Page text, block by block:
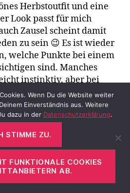
Herbstoutfit und eine
Look passt für mich
Zausel scheint damit
zu sein 😉 Es ist wieder
welche Punkte bei einem
sind. Manches
instinktiv, aber bei
ein kleiner Hinweis
habe ich diese
– wie wohl viele – in den
sind sie schließlich
Kleiderschrank
zurzeit gibt es nur eine
Wenn Du die Website weiter
Einverständnis aus. Weitere
dazu in der Datenschutzerklärung.
STIMME ZU.
FUNKTIONALE COOKIES
AB.